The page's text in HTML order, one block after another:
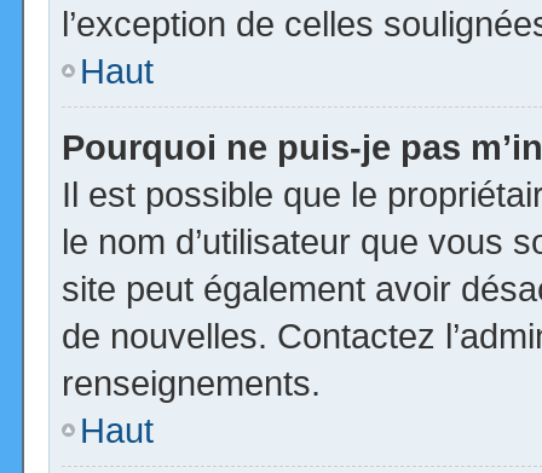
l’exception de celles
Haut
Pourquoi ne puis-je pas
Il est possible que le
le nom d’utilisateur que vous
site peut également avoir
de nouvelles. Contactez
renseignements.
Haut